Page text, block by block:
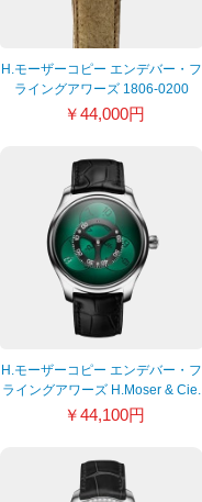
H.モーザーコピー エンデバー・フ
ライングアワーズ 1806-0200
￥44,000円
H.モーザーコピー エンデバー・フ
ライングアワーズ H.Moser & Cie.
品番 1806-0201
￥44,100円